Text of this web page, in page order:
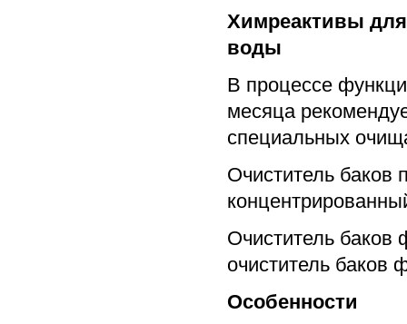
Химреактивы
воды
В процессе
месяца
специальных
Очиститель баков
Очиститель
очиститель баков
Особенности